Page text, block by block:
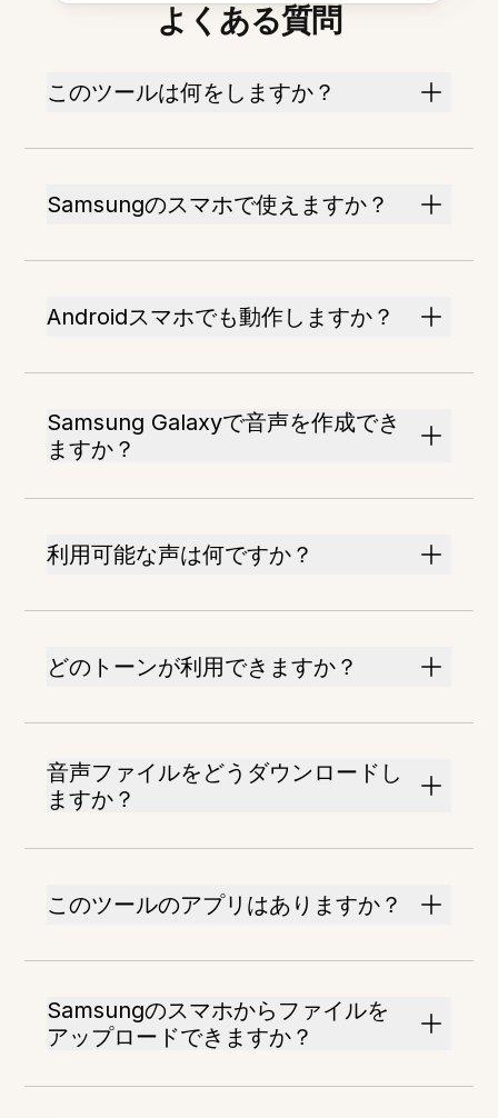
よくある質問
このツールは何をしますか？
Samsungのスマホで使えますか？
Androidスマホでも動作しますか？
Samsung Galaxyで音声を作成でき
ますか？
利用可能な声は何ですか？
どのトーンが利用できますか？
音声ファイルをどうダウンロードし
ますか？
このツールのアプリはありますか？
Samsungのスマホからファイルを
アップロードできますか？